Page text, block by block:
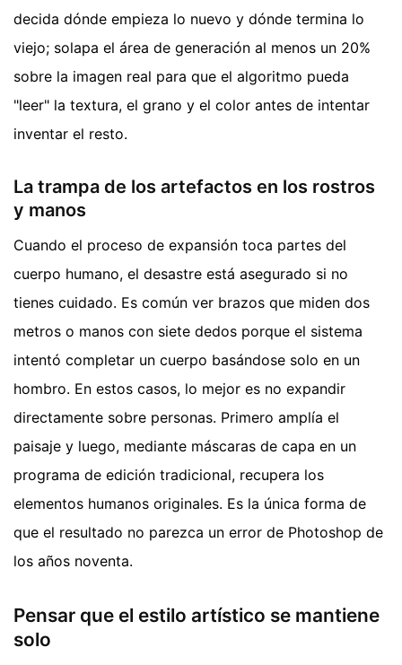
decida dónde empieza lo nuevo y dónde termina lo
viejo; solapa el área de generación al menos un 20%
sobre la imagen real para que el algoritmo pueda
"leer" la textura, el grano y el color antes de intentar
inventar el resto.
La trampa de los artefactos en los rostros
y manos
Cuando el proceso de expansión toca partes del
cuerpo humano, el desastre está asegurado si no
tienes cuidado. Es común ver brazos que miden dos
metros o manos con siete dedos porque el sistema
intentó completar un cuerpo basándose solo en un
hombro. En estos casos, lo mejor es no expandir
directamente sobre personas. Primero amplía el
paisaje y luego, mediante máscaras de capa en un
programa de edición tradicional, recupera los
elementos humanos originales. Es la única forma de
que el resultado no parezca un error de Photoshop de
los años noventa.
Pensar que el estilo artístico se mantiene
solo